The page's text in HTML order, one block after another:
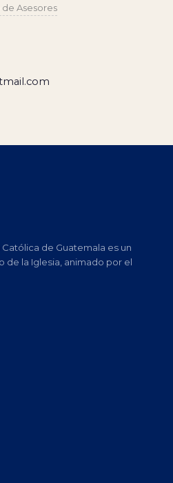
Asesores
de Guatemala es un
de la Iglesia, animado por el